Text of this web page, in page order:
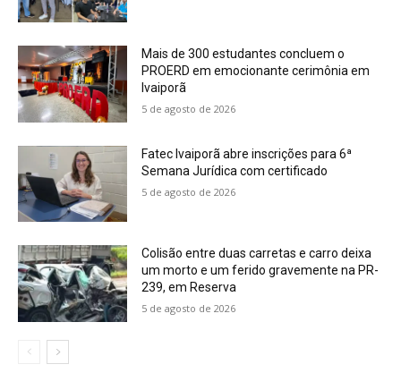
Mais de 300 estudantes concluem o
PROERD em emocionante cerimônia em
Ivaiporã
5 de agosto de 2026
Fatec Ivaiporã abre inscrições para 6ª
Semana Jurídica com certificado
5 de agosto de 2026
Colisão entre duas carretas e carro deixa
um morto e um ferido gravemente na PR-
239, em Reserva
5 de agosto de 2026